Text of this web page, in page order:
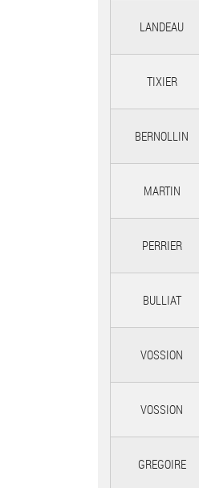
LANDEAU
TIXIER
BERNOLLIN
MARTIN
PERRIER
BULLIAT
VOSSION
VOSSION
GREGOIRE